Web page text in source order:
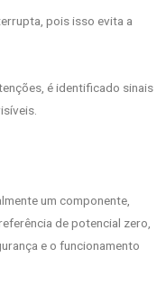
pois isso evita a
é identificado sinais
um componente,
de potencial zero,
e o funcionamento